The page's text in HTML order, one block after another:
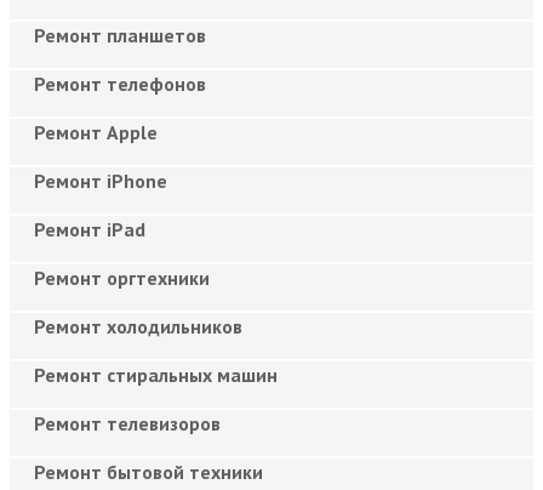
Ремонт планшетов
Ремонт телефонов
Ремонт Apple
Ремонт iPhone
Ремонт iPad
Ремонт оргтехники
Ремонт холодильников
Ремонт стиральных машин
Ремонт телевизоров
Ремонт бытовой техники